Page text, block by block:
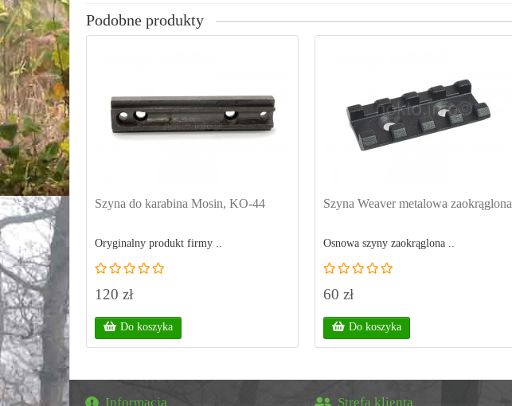
Podobne produkty
Szyna do karabina Mosin, KO-44
Oryginalny produkt firmy ..
120 zł
Do koszyka
Szyna Weaver metalowa zaokrąglona
Osnowa szyny zaokrąglona ..
60 zł
Do koszyka
Informacja Strefa klienta